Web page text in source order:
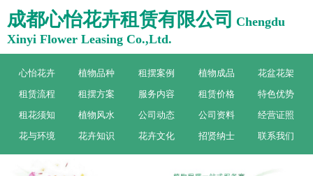
成都心怡花卉租赁有限公司 Chengdu
Xinyi Flower Leasing Co.,Ltd.
心怡花卉 植物品种 租摆案例 植物成品
花盆花架
租赁流程
租摆方案 服务内容 租赁价格
特色优势
租花须知
植物风水 公司动态 公司资料
经营证照
花与环境
花卉知识 花卉文化 招贤纳士 联系我们